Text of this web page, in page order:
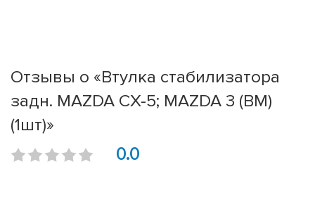
Отзывы о «Втулка стабилизатора
задн. MAZDA CX-5; MAZDA 3 (BM)
(1шт)»
0.0